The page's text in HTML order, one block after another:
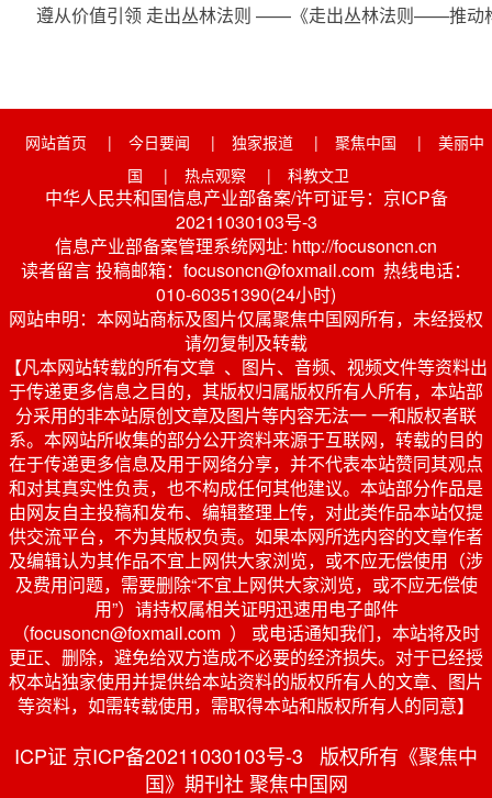
遵从价值引领 走出丛林法则 ——《走出丛林法则——推动
网站首页 | 今日要闻 | 独家报道 | 聚焦中国 |
美丽中
国
| 热点观察 | 科教文卫
中华人民共和国信息产业部备案/许可证号：京ICP备
20211030103号-3
信息产业部备案管理系统网址: http://focusoncn.cn
读者留言 投稿邮箱：focusoncn@foxmail.com 热线电话：
010-60351390(24小时)
网站申明：本网站商标及图片仅属聚焦中国网所有，未经授权
请勿复制及转载
【凡本网站转载的所有文章 、图片、音频、视频文件等资料出
于传递更多信息之目的，其版权归属版权所有人所有，本站部
分采用的非本站原创文章及图片等内容无法一 一和版权者联
系。本网站所收集的部分公开资料来源于互联网，转载的目的
在于传递更多信息及用于网络分享，并不代表本站赞同其观点
和对其真实性负责，也不构成任何其他建议。本站部分作品是
由网友自主投稿和发布、编辑整理上传，对此类作品本站仅提
供交流平台，不为其版权负责。如果本网所选内容的文章作者
及编辑认为其作品不宜上网供大家浏览，或不应无偿使用（涉
及费用问题，需要删除“不宜上网供大家浏览，或不应无偿使
用”）请持权属相关证明迅速用电子邮件
（focusoncn@foxmail.com ） 或电话通知我们，本站将及时
更正、删除，避免给双方造成不必要的经济损失。对于已经授
权本站独家使用并提供给本站资料的版权所有人的文章、图片
等资料，如需转载使用，需取得本站和版权所有人的同意】
ICP证 京ICP备20211030103号-3 版权所有《聚焦中
国》期刊社 聚焦中国网